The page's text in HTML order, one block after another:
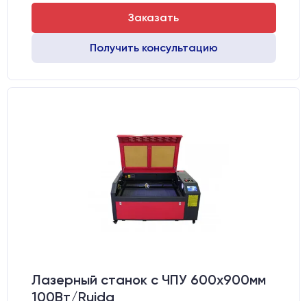
Заказать
Получить консультацию
Лазерный станок c ЧПУ 600х900мм
100Вт/Ruida